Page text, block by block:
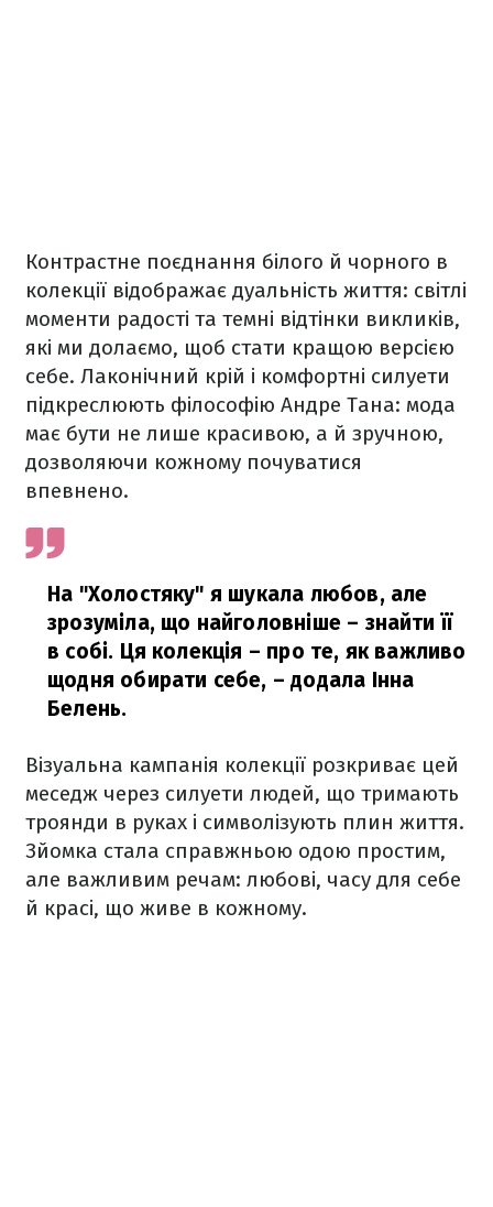
Контрастне поєднання білого й чорного в
колекції відображає дуальність життя: світлі
моменти радості та темні відтінки викликів,
які ми долаємо, щоб стати кращою версією
себе. Лаконічний крій і комфортні силуети
підкреслюють філософію Андре Тана: мода
має бути не лише красивою, а й зручною,
дозволяючи кожному почуватися
впевнено.
На "Холостяку" я шукала любов, але
зрозуміла, що найголовніше – знайти її
в собі. Ця колекція – про те, як важливо
щодня обирати себе, – додала Інна
Белень.
Візуальна кампанія колекції розкриває цей
меседж через силуети людей, що тримають
троянди в руках і символізують плин життя.
Зйомка стала справжньою одою простим,
але важливим речам: любові, часу для себе
й красі, що живе в кожному.